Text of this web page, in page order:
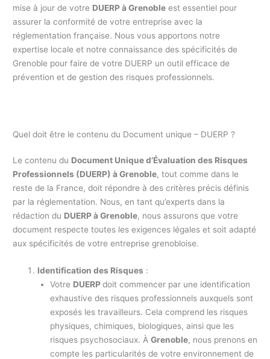
mise à jour de votre DUERP à Grenoble est essentiel pour
assurer la conformité de votre entreprise avec la
réglementation française. Nous vous apportons notre
expertise locale et notre connaissance des spécificités de
Grenoble pour faire de votre DUERP un outil efficace de
prévention et de gestion des risques professionnels.
Quel doit être le contenu du Document unique – DUERP ?
Le contenu du Document Unique d’Évaluation des Risques
Professionnels (DUERP) à Grenoble, tout comme dans le
reste de la France, doit répondre à des critères précis définis
par la réglementation. Nous, en tant qu’experts dans la
rédaction du DUERP à Grenoble, nous assurons que votre
document respecte toutes les exigences légales et soit adapté
aux spécificités de votre entreprise grenobloise.
Identification des Risques :
Votre DUERPdoit commencer par une identification
exhaustive des risques professionnels auxquels sont
exposés les travailleurs. Cela comprend les risques
physiques, chimiques, biologiques, ainsi que les
risques psychosociaux. À Grenoble, nous prenons en
compte les particularités de votre environnement de